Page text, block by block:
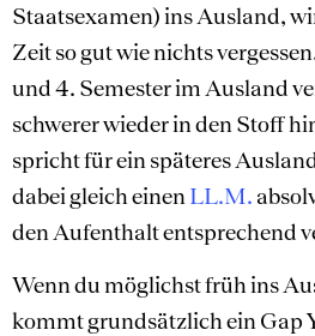
Staatsexamen) ins Ausland,
Zeit so gut wie nichts
und 4. Semester im Ausland
schwerer wieder in den Stoff
spricht für ein späteres
dabei gleich einen LL.M.
den Aufenthalt entsprechend
Wenn du möglichst früh ins
kommt grundsätzlich ein Gap